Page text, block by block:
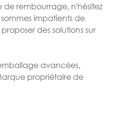
rembourrage, n'hésitez
impatients de
des solutions sur
avancées,
propriétaire de